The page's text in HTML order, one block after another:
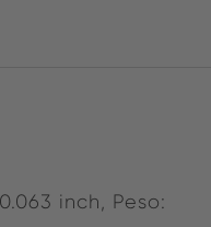
inch, Peso: